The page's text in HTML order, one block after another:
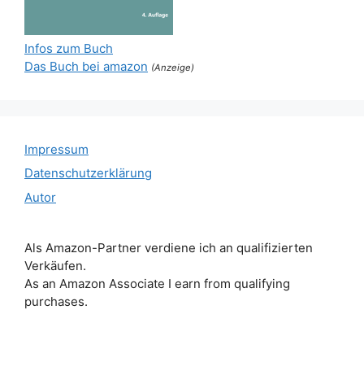
Infos zum Buch
Das Buch bei amazon (Anzeige)
Impressum
Datenschutzerklärung
Autor
Als Amazon-Partner verdiene ich an qualifizierten
Verkäufen.
As an Amazon Associate I earn from qualifying
purchases.